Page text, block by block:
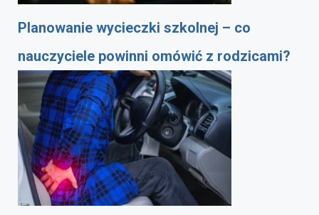
Planowanie wycieczki szkolnej – co
nauczyciele powinni omówić z rodzicami?